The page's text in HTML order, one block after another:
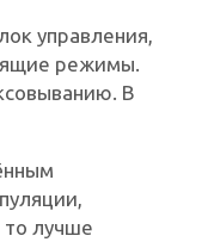
управления,
режимы.
В
то лучше